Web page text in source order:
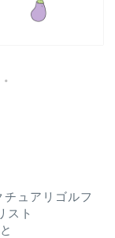
ュアリゴルフ
スト